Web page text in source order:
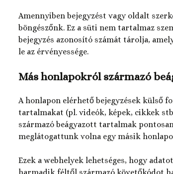
Amennyiben bejegyzést vagy oldalt
böngészőnk. Ez a süti nem tartalmaz
bejegyzés azonosító számát tárolja,
le az érvényessége.
Más honlapokról származó
A honlapon elérhető bejegyzések külső
tartalmakat (pl. videók, képek, cikkek
származó beágyazott tartalmak
meglátogattunk volna egy másik
Ezek a webhelyek lehetséges, hogy